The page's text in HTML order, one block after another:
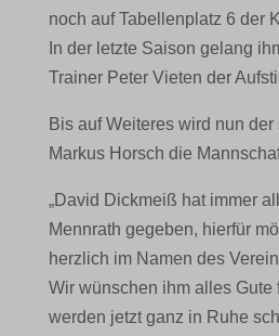
noch auf Tabellenplatz 6 der
In der letzte Saison gelang
Trainer Peter Vieten der
Bis auf Weiteres wird nun
Markus Horsch die
„David Dickmeiß hat immer
Mennrath gegeben, hierfür
herzlich im Namen des
Wir wünschen ihm alles Gute
werden jetzt ganz in Ruhe